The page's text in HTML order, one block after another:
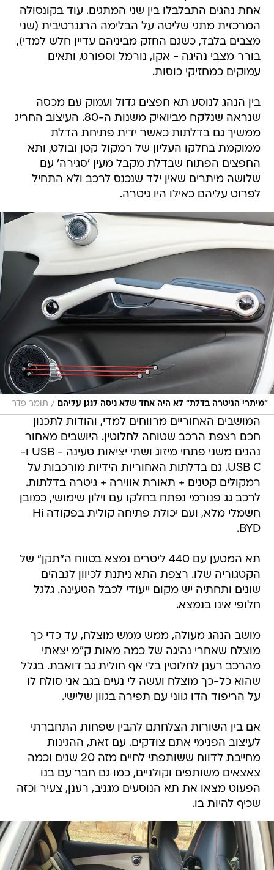
אחת נהגים התבלבלו בין שני המתגים. עוד בקונסולה
המרכזית מתגי שליטה על הבלימה הרגנרטיבית (שני
מצבים בלבד, כשגם החזק מביניהם עדיין חלש למדי),
בורר מצבי נהיגה - אקו, נורמל וספורט, ותאים
עמוקים כמחזיקי כוסות.
בין הנהג לנוסע תא חפצים גדול ועמוק עם מכסה
שנראה שנלקח מביואיק משנות ה-80. העיצוב החריג
ממשיך גם בדלתות כאשר ידית פתיחת הדלת
ממוקמת בחלקו העליון של רמקול קטן ובולט, ותא
החפצים הפתוח שבדלת מקבל מעין 'סגירה' עם
שלושה מיתרים שאין ילד שנכנס לרכב ולא התחיל
לפרוט עליהם כאילו היו גיטרה.
"מיתרי הגיטרה בדלת" לא היה אחד שלא ניסה לנגן עליהם / תומר פדר
המושבים האחוריים מרווחים למדי, והודות לתכנון
חכם רצפת הרכב שטוחה לחלוטין. היושבים מאחור
נהנים משני פתחי מיזוג ושתי יציאות טעינה - USB ו-
USB C. גם בדלתות האחוריות הידיות מורכבות על
רמקולים קטנים + תאורת אווירה + גיטרה בדלתות.
לרכב גג פנורמי נפתח בחלקו עם וילון שימושי, כמובן
חשמלי מלא, ועם יכולת פתיחה קולית בפקודה Hi
BYD.
תא המטען עם 440 ליטרים נמצא בטווח ה"תקן" של
הקטגוריה שלו. רצפת התא ניתנת לכיוון לגבהים
שונים ותחתיה יש מקום ייעודי לכבל הטעינה. גלגל
חלופי אינו בנמצא.
מושב הנהג מעולה, ממש ממש מוצלח, עד כדי כך
מוצלח שאחרי נהיגה של כמה מאות ק"מ יצאתי
מהרכב רענן לחלוטין בלי אף חולית גב דואבת. בגלל
שהוא כל-כך מוצלח ועשה לי נעים בגב אני סולח לו
על הריפוד הדו גווני עם תפירה בגוון שלישי.
אם בין השורות הצלחתם להבין שפחות התחברתי
לעיצוב הפנימי אתם צודקים. עם זאת, ההגינות
מחייבת לדווח ששותפתי לחיים מזה 20 שנים וכמה
צאצאים משותפים וקולניים, כמו גם חבר עם בנו
הפעוט מצאו את תא הנוסעים מגניב, רענן, צעיר וכזה
שכיף להיות בו.